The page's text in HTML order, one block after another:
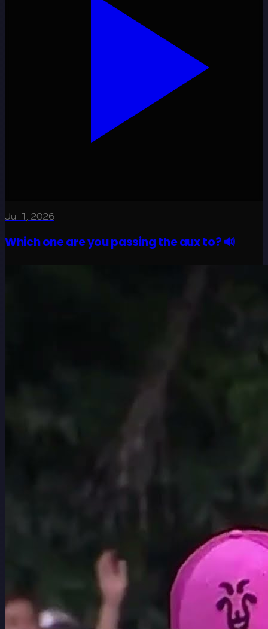
Jul 1, 2026
Which one are you passing the aux to? 🔊